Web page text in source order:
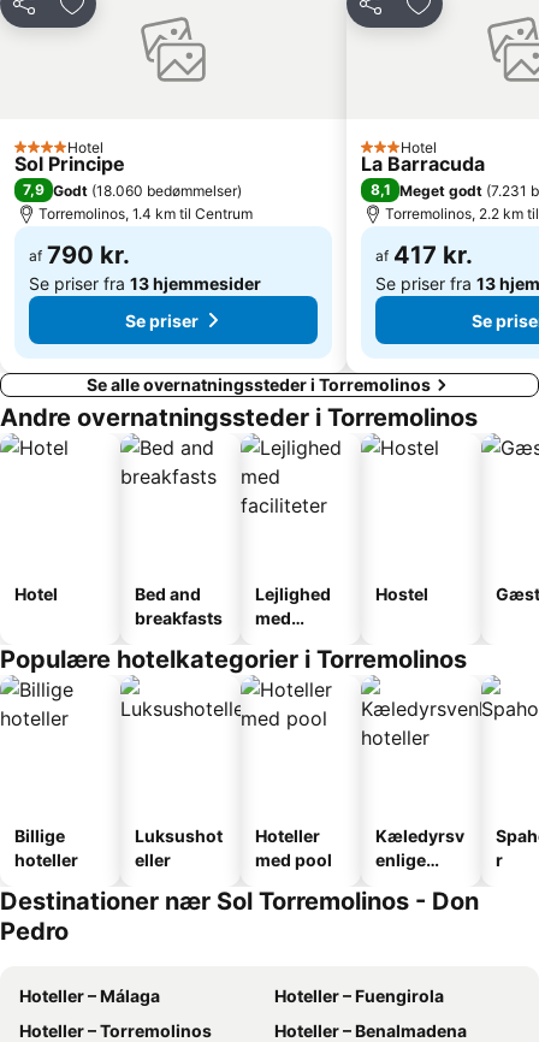
Lauro Golf
San Pedro Alcántara
Puerto Deportivo de Benalmádena
Puerto de Caleta de Vélez
Sea Life Benalmadena
Torremuelle
Calanova Golf Club
Del Føj til favoritter
4 Stjerner
Hotel
Sol Principe
7,9 Godt (18.060 bedømmelser)
Torremolinos, 1.4 km til Centrum
af 790 kr.
Se priser fra 13 hjemmesider
Se priser
Del Føj til
3 Stjerner
Hotel
La Barracuda
8,1 Meget godt (7.231
Torremolinos, 2.2 km
af 417 kr.
Se priser fra 13
Se
Se alle overnatningssteder i Torremolinos
Andre overnatningssteder i Torremolinos
Hotel
Bed and
breakfasts
Lejlighed
med
Hostel
Populære hotelkategorier i Torremolinos
Billige
hoteller
Luksushot
eller
Hoteller
med pool
Kæledyrsv
enlige
r
Destinationer nær Sol Torremolinos - Don
Pedro
Hoteller – Málaga
Hoteller – Fuengirola
Hoteller – Torremolinos
Hoteller – Benalmadena